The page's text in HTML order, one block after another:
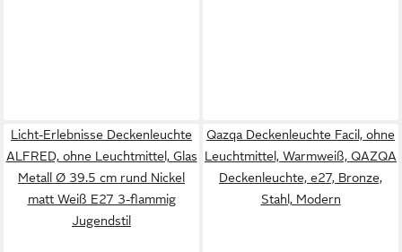
Licht-Erlebnisse Deckenleuchte
ALFRED, ohne Leuchtmittel, Glas
Metall Ø 39.5 cm rund Nickel
matt Weiß E27 3-flammig
Jugendstil
Qazqa Deckenleuchte Facil, ohne
Leuchtmittel, Warmweiß, QAZQA
Deckenleuchte, e27, Bronze,
Stahl, Modern